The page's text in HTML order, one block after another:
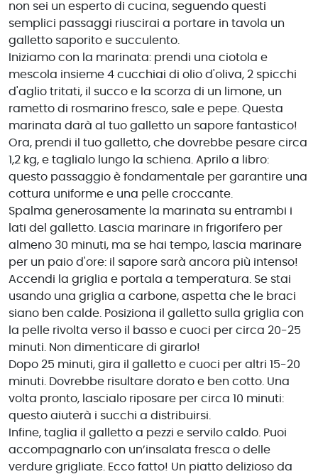
non sei un esperto di cucina, seguendo questi
semplici passaggi riuscirai a portare in tavola un
galletto saporito e succulento.
Iniziamo con la marinata: prendi una ciotola e
mescola insieme 4 cucchiai di olio d'oliva, 2 spicchi
d'aglio tritati, il succo e la scorza di un limone, un
rametto di rosmarino fresco, sale e pepe. Questa
marinata darà al tuo galletto un sapore fantastico!
Ora, prendi il tuo galletto, che dovrebbe pesare circa
1,2 kg, e taglialo lungo la schiena. Aprilo a libro:
questo passaggio è fondamentale per garantire una
cottura uniforme e una pelle croccante.
Spalma generosamente la marinata su entrambi i
lati del galletto. Lascia marinare in frigorifero per
almeno 30 minuti, ma se hai tempo, lascia marinare
per un paio d'ore: il sapore sarà ancora più intenso!
Accendi la griglia e portala a temperatura. Se stai
usando una griglia a carbone, aspetta che le braci
siano ben calde. Posiziona il galletto sulla griglia con
la pelle rivolta verso il basso e cuoci per circa 20-25
minuti. Non dimenticare di girarlo!
Dopo 25 minuti, gira il galletto e cuoci per altri 15-20
minuti. Dovrebbe risultare dorato e ben cotto. Una
volta pronto, lascialo riposare per circa 10 minuti:
questo aiuterà i succhi a distribuirsi.
Infine, taglia il galletto a pezzi e servilo caldo. Puoi
accompagnarlo con un’insalata fresca o delle
verdure grigliate. Ecco fatto! Un piatto delizioso da